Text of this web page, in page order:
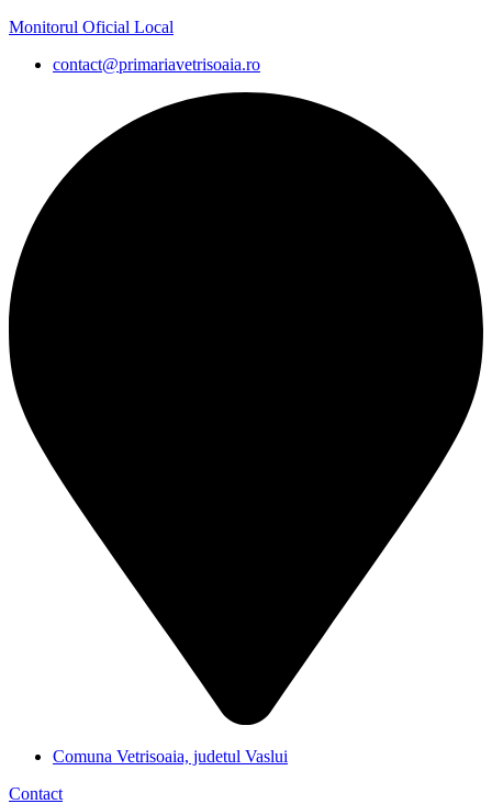
Monitorul Oficial Local
contact@primariavetrisoaia.ro
Comuna Vetrisoaia, judetul Vaslui
Contact